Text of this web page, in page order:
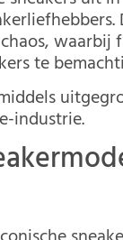
waarbij
te
industrie.